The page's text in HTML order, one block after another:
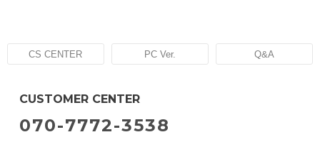
CS CENTER PC Ver. Q&A
CUSTOMER CENTER
070-7772-3538